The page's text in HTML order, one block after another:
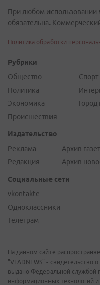
При любом использовании
обязательна.
Политика обработки
Рубрики
Общество
Политика
Экономика
Происшествия
Спорт
Город
Издательство
Реклама
Редакция
Архив
Архив
Социальные сети
vkontakte
Одноклассники
Телеграм
На данном сайте
"VLADNEWS" -
выдано Федеральной службой
информационных технологий